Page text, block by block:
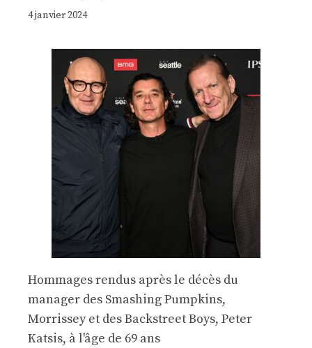
4 janvier 2024
Hommages rendus après le décès du
manager des Smashing Pumpkins,
Morrissey et des Backstreet Boys, Peter
Katsis, à l'âge de 69 ans